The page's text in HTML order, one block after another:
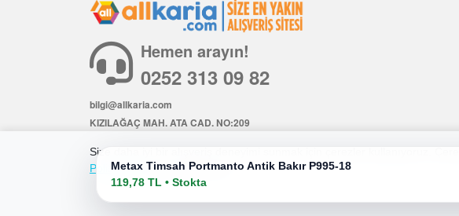
Metax Timsah Portmanto Antik Bakır P995-18
119,78 TL • Stokta
Size daha iyi bir alışveriş deneyimi sunmak için çerezler kullanıyoruz.
Politikamızagöz atabilirsiniz.
Hemen arayın!
0252 313 09 82
bilgi@allkaria.com
KIZILAĞAÇ MAH. ATA CAD. NO:209
2026